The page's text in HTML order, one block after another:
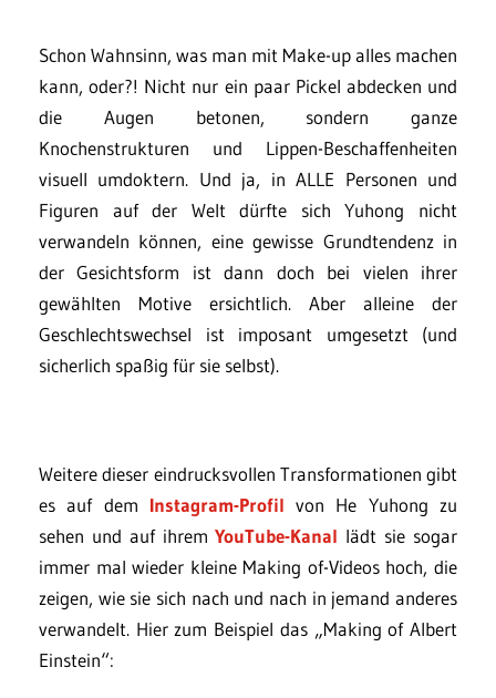
Schon Wahnsinn, was man mit Make-up alles machen
kann, oder?! Nicht nur ein paar Pickel abdecken und
die Augen betonen, sondern ganze
Knochenstrukturen und Lippen-Beschaffenheiten
visuell umdoktern. Und ja, in ALLE Personen und
Figuren auf der Welt dürfte sich Yuhong nicht
verwandeln können, eine gewisse Grundtendenz in
der Gesichtsform ist dann doch bei vielen ihrer
gewählten Motive ersichtlich. Aber alleine der
Geschlechtswechsel ist imposant umgesetzt (und
sicherlich spaßig für sie selbst).
Weitere dieser eindrucksvollen Transformationen gibt
es auf dem Instagram-Profil von He Yuhong zu
sehen und auf ihremYouTube-Kanal lädt sie sogar
immer mal wieder kleine Making of-Videos hoch, die
zeigen, wie sie sich nach und nach in jemand anderes
verwandelt. Hier zum Beispiel das „Making of Albert
Einstein“: